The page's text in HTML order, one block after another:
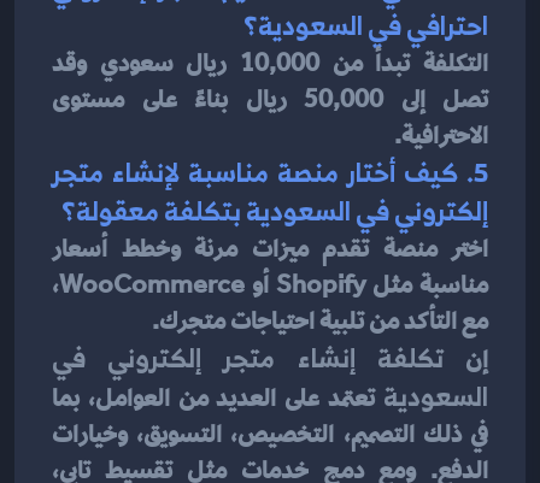
احترافي في السعودية؟
الاحترافية.
5. كيف أختار منصة مناسبة لإنشاء متجر
إلكتروني في السعودية بتكلفة معقولة؟
اختر منصة تقدم ميزات مرنة وخطط أسعار
مع التأكد من تلبية احتياجات متجرك.
إن
السعودية